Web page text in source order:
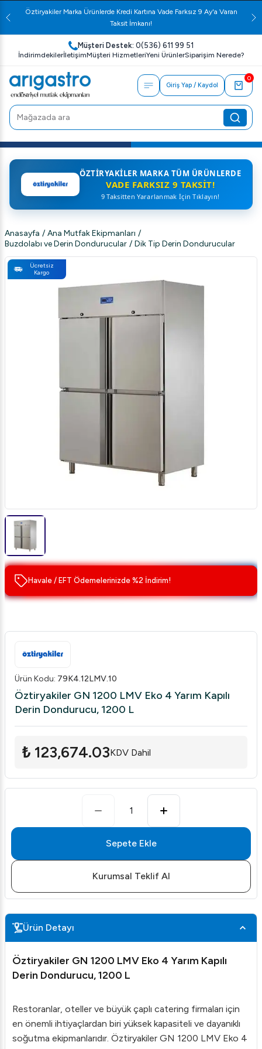
Öztiryakiler Marka Ürünlerde Kredi Kartına Vade Farksız 9 Ay'a Varan
Taksit İmkanı!
Müşteri Destek: 0(536) 611 99 51
İndirimdekilerİletişimMüşteri HizmetleriYeni ÜrünlerSiparişim Nerede?
Giriş Yap / Kaydol
0
ÖZTIRYAKILER MARKA TÜM ÜRÜNLERDE
VADE FARKSIZ 9 TAKSIT!
9 Taksitten Yararlanmak İçin Tıklayın!
Anasayfa / Ana Mutfak Ekipmanları /
Buzdolabı ve Derin Dondurucular / Dik Tip Derin Dondurucular
Ücretsiz
Kargo
Havale / EFT Ödemelerinizde %2 İndirim!
Ürün Kodu: 79K4.12LMV.10
Öztiryakiler GN 1200 LMV Eko 4 Yarım Kapılı
Derin Dondurucu, 1200 L
₺ 123,674.03KDV Dahil
1
Sepete Ekle
Kurumsal Teklif Al
Ürün Detayı
Öztiryakiler GN 1200 LMV Eko 4 Yarım Kapılı
Derin Dondurucu, 1200 L
Restoranlar, oteller ve büyük çaplı catering firmaları için
en önemli ihtiyaçlardan biri yüksek kapasiteli ve dayanıklı
soğutma ekipmanlarıdır. Öztiryakiler GN 1200 LMV Eko 4